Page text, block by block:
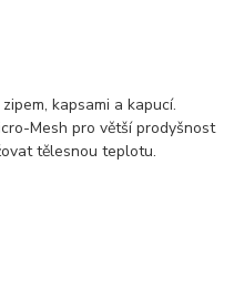
kapsami a kapucí.
Mesh pro větší prodyšnost
tělesnou teplotu.